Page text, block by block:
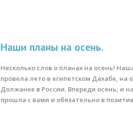
Наши планы на осень.
Несколько слов о планах на осень!
провела лето в египетском Дахабе, на
Должанке в России. Впереди осень, и
прошла с вами и обязательно в